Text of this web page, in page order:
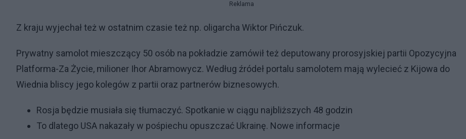
Reklama
Z kraju wyjechał też w ostatnim czasie też np. oligarcha Wiktor Pińczuk.
Prywatny samolot mieszczący 50 osób na pokładzie zamówił też deputowany prorosyjskiej partii Opozycyjna
Platforma-Za Życie, milioner Ihor Abramowycz. Według źródeł portalu samolotem mają wylecieć z Kijowa do
Wiednia bliscy jego kolegów z partii oraz partnerów biznesowych.
Rosja będzie musiała się tłumaczyć. Spotkanie w ciągu najbliższych 48 godzin
To dlatego USA nakazały w pośpiechu opuszczać Ukrainę. Nowe informacje